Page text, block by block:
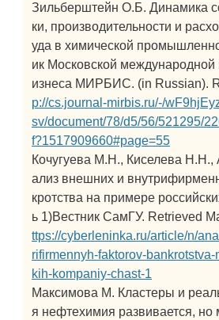
Зильберштейн О.Б. Динамика
ки, производительности и
уда в химической
ик Московской
изнеса МИРБИС. (in Russian).
p://cs.journal-mirbis.ru/-/
sv/document/78/d5/56/521295/
f?1517909660#page=55
Кочугуева М.Н., Киселева
ализ внешних и
кротства на примере
ь 1)Вестник СамГУ. Retrieved
ttps://cyberleninka.ru/article/n/
rifirmennyh-faktorov-
kih-kompaniy-chast-1
Максимова М. Кластеры и
я нефтехимия развивается, но